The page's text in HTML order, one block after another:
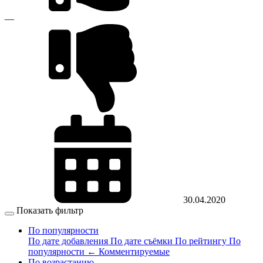
—
30.04.2020
Показать фильтр
По популярности
По дате добавления По дате съёмки По рейтингу По
популярности ← Комментируемые